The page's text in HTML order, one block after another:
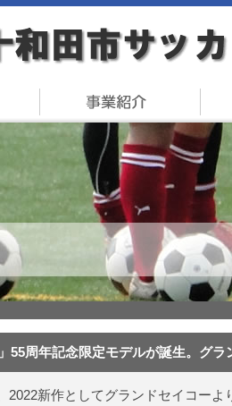
周年記念限定モデルが誕生。グラ
2022新作としてグランドセイコー